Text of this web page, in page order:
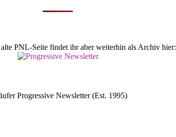
PNL-Seite findet ihr aber weiterhin als Archiv hier:
Progressive Newsletter (Est. 1995)